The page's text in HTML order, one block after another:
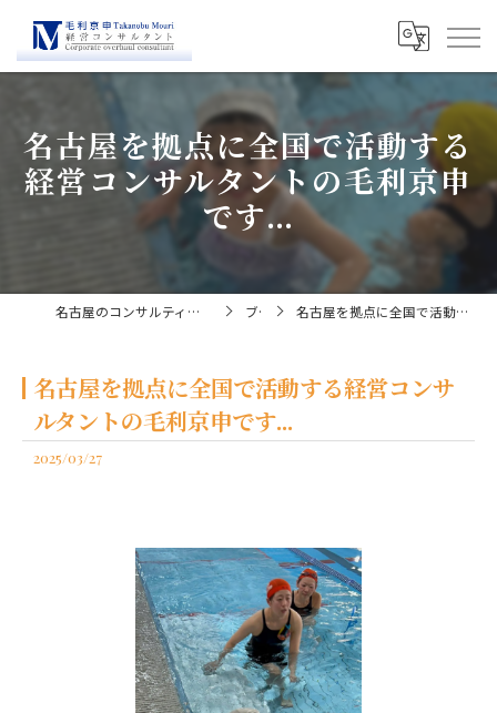
名古屋を拠点に全国で活動する
経営コンサルタントの毛利京申
です...
名古屋のコンサルティングなら経営コンサルタント毛利京申 ブログ 名古屋を拠点に全国で活動する経営コンサルタントの毛利京申です...
名古屋を拠点に全国で活動する経営コンサ
ルタントの毛利京申です...
2025/03/27